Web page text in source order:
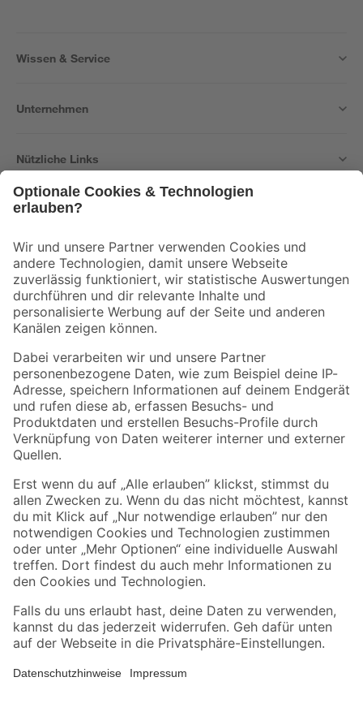
Wissen & Service
Unternehmen
Nützliche Links
Der toom Newsletter: Keine Angebote und Aktionen mehr verpassen!
Zur Newsletter Anmeldung
Folge uns
Zahlungsarten Versandarten
Sicher einkaufen
Jetzt die toom-App herunterladen
Alle Preisangaben in EUR inkl. gesetzl. MwSt.. Die dargestellten Angebote sind unter
Umständen nicht in allen Märkten verfügbar. Die angegebenen Verfügbarkeiten beziehen
Produkte nur solange der Vorrat reicht.
*Paketversand ab 59 € versandkostenfrei, gilt nicht für Artikel mit Speditionsversand, hier